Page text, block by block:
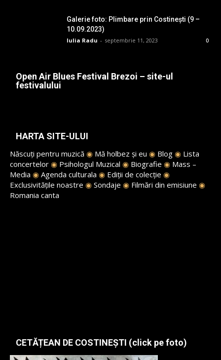
Galerie foto: Plimbare prin Costinești (9 –
10.09.2023)
Iulia Radu - septembrie 11, 2023 0
Open Air Blues Festival Brezoi – site-ul
festivalului
HARTA SITE-ULUI
Născuți pentru muzică ◉ Mă holbez și eu ◉ Blog ◉ Lista
concertelor ◉ Psihologul Muzical ◉ Biografie ◉ Mass –
Media ◉ Agenda culturala ◉ Ediții de colecție ◉
Exclusivitățile noastre ◉ Sondaje ◉ Filmări din emisiune ◉
Romania canta
CETĂȚEAN DE COSTINEȘTI (click pe foto)